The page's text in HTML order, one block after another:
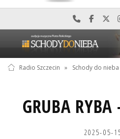
Najlepiej
Radio Szczecin » Schody do nieba
GRUBA
2025-05-